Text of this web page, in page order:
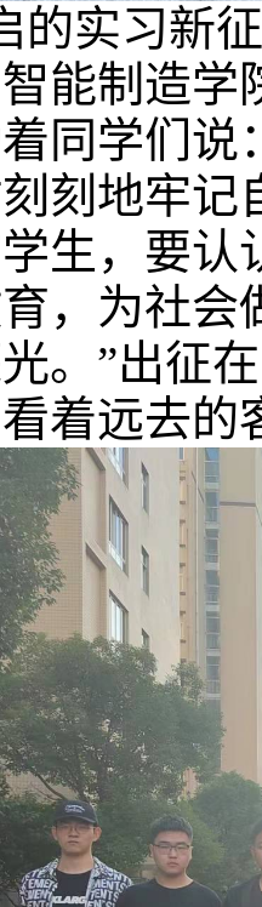
的实习新
智能制造学
同学们说
刻地牢记
生，要认
，为社会
。”出征
着远去的